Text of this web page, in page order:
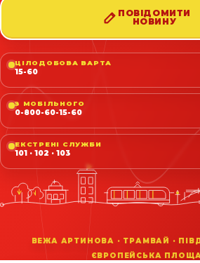
ПОВІДОМИТИ
НОВИНУ
ЦІЛОДОБОВА ВАРТА
15-60
З МОБІЛЬНОГО
0-800-60-15-60
ЕКСТРЕНІ СЛУЖБИ
101 · 102 · 103